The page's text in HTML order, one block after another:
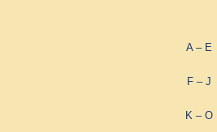
A – E
F – J
K – O